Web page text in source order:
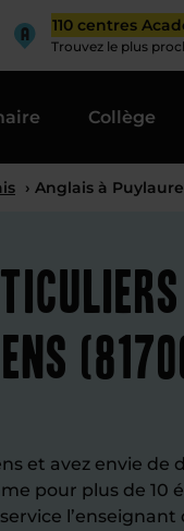
110 centres
Trouvez le plus
Collège
› Anglais à
et avez envie de
pour plus de 10
l’enseignant